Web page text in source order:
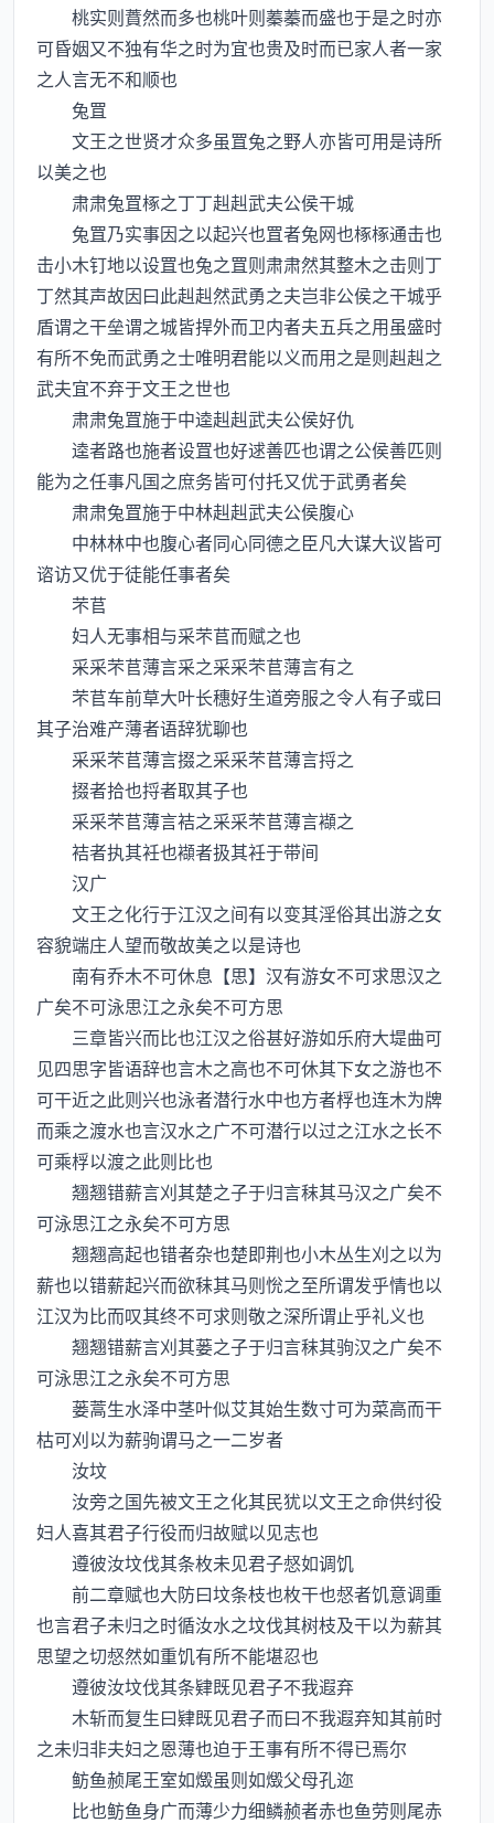
桃实则蕡然而多也桃叶则蓁蓁而盛也于是之时亦
可昏姻又不独有华之时为宜也贵及时而已家人者一家
之人言无不和顺也
兔罝
文王之世贤才众多虽罝兔之野人亦皆可用是诗所
以美之也
肃肃兔罝椓之丁丁赳赳武夫公侯干城
兔罝乃实事因之以起兴也罝者兔网也椓椓通击也
击小木钉地以设罝也兔之罝则肃肃然其整木之击则丁
丁然其声故因曰此赳赳然武勇之夫岂非公侯之干城乎
盾谓之干垒谓之城皆捍外而卫内者夫五兵之用虽盛时
有所不免而武勇之士唯明君能以义而用之是则赳赳之
武夫宜不弃于文王之世也
肃肃兔罝施于中逵赳赳武夫公侯好仇
逵者路也施者设罝也好逑善匹也谓之公侯善匹则
能为之任事凡国之庶务皆可付托又优于武勇者矣
肃肃兔罝施于中林赳赳武夫公侯腹心
中林林中也腹心者同心同德之臣凡大谋大议皆可
谘访又优于徒能任事者矣
芣苢
妇人无事相与采芣苢而赋之也
采采芣苢薄言采之采采芣苢薄言有之
芣苢车前草大叶长穗好生道旁服之令人有子或曰
其子治难产薄者语辞犹聊也
采采芣苢薄言掇之采采芣苢薄言捋之
掇者拾也捋者取其子也
采采芣苢薄言袺之采采芣苢薄言襭之
袺者执其衽也襭者扱其衽于带间
汉广
文王之化行于江汉之间有以变其淫俗其出游之女
容貌端庄人望而敬故美之以是诗也
南有乔木不可休息【思】汉有游女不可求思汉之
广矣不可泳思江之永矣不可方思
三章皆兴而比也江汉之俗甚好游如乐府大堤曲可
见四思字皆语辞也言木之高也不可休其下女之游也不
可干近之此则兴也泳者潜行水中也方者桴也连木为牌
而乘之渡水也言汉水之广不可潜行以过之江水之长不
可乘桴以渡之此则比也
翘翘错薪言刈其楚之子于归言秣其马汉之广矣不
可泳思江之永矣不可方思
翘翘高起也错者杂也楚即荆也小木丛生刈之以为
薪也以错薪起兴而欲秣其马则恱之至所谓发乎情也以
江汉为比而叹其终不可求则敬之深所谓止乎礼义也
翘翘错薪言刈其蒌之子于归言秣其驹汉之广矣不
可泳思江之永矣不可方思
蒌蒿生水泽中茎叶似艾其始生数寸可为菜高而干
枯可刈以为薪驹谓马之一二岁者
汝坟
汝旁之国先被文王之化其民犹以文王之命供纣役
妇人喜其君子行役而归故赋以见志也
遵彼汝坟伐其条枚未见君子惄如调饥
前二章赋也大防曰坟条枝也枚干也惄者饥意调重
也言君子未归之时循汝水之坟伐其树枝及干以为薪其
思望之切惄然如重饥有所不能堪忍也
遵彼汝坟伐其条肄既见君子不我遐弃
木斩而复生曰肄既见君子而曰不我遐弃知其前时
之未归非夫妇之恩薄也迫于王事有所不得已焉尔
鲂鱼赪尾王室如燬虽则如燬父母孔迩
比也鲂鱼身广而薄少力细鳞赪者赤也鱼劳则尾赤